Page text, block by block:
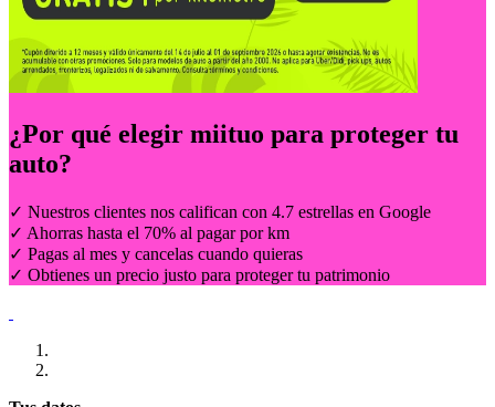
¿Por qué elegir miituo para proteger tu
auto?
✓ Nuestros clientes nos califican con 4.7 estrellas en Google
✓ Ahorras hasta el 70% al pagar por km
✓ Pagas al mes y cancelas cuando quieras
✓ Obtienes un precio justo para proteger tu patrimonio